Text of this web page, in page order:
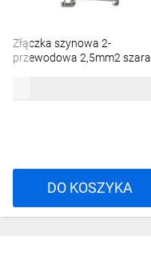
Złączka szynowa 2-
przewodowa 2,5mm2 szara
DO KOSZYKA